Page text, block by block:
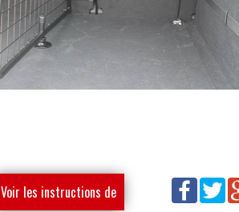
Voir les instructions de